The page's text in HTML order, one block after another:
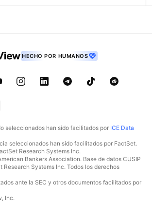
HECHO POR HUMANOS
seleccionados han sido facilitados por ICE Data
seleccionados han sido facilitados por FactSet.
Research Systems Inc.
Bankers Association. Base de datos CUSIP
Research Systems Inc. Todos los derechos
ante la SEC y otros documentos facilitados por
Inc.